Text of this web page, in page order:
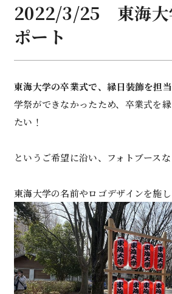
2022/3/25 東海大
ポート
東海大学の卒業式で、縁日装飾を担当
学祭ができなかったため、卒業式を
たい！
というご希望に沿い、フォトブースな
東海大学の名前やロゴデザインを施し